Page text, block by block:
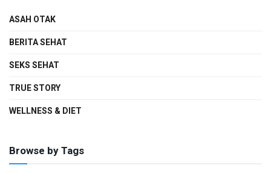
ASAH OTAK
BERITA SEHAT
SEKS SEHAT
TRUE STORY
WELLNESS & DIET
Browse by Tags